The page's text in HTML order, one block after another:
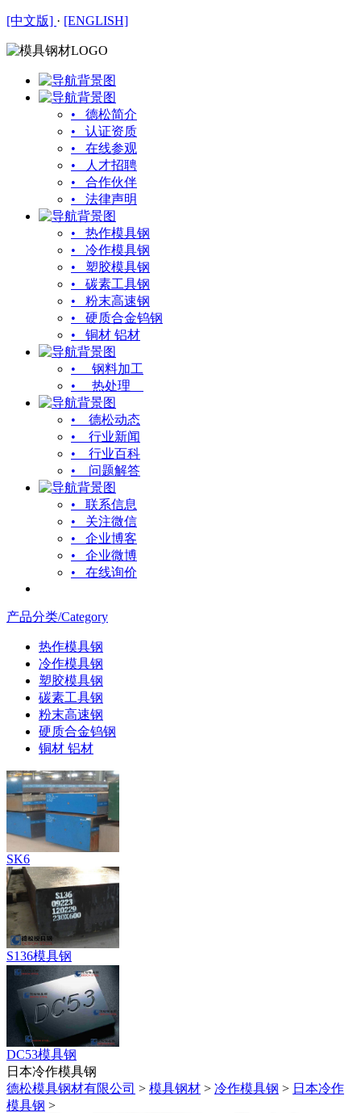
[中文版] · [ENGLISH]
• 德松简介
• 认证资质
• 在线参观
• 人才招聘
• 合作伙伴
• 法律声明
• 热作模具钢
• 冷作模具钢
• 塑胶模具钢
• 碳素工具钢
• 粉末高速钢
• 硬质合金钨钢
• 铜材 铝材
• 钢料加工
• 热处理
• 德松动态
• 行业新闻
• 行业百科
• 问题解答
• 联系信息
• 关注微信
• 企业博客
• 企业微博
• 在线询价
产品分类/Category
热作模具钢
冷作模具钢
塑胶模具钢
碳素工具钢
粉末高速钢
硬质合金钨钢
铜材 铝材
SK6
S136模具钢
DC53模具钢
日本冷作模具钢
德松模具钢材有限公司 > 模具钢材 > 冷作模具钢 > 日本冷作
模具钢 >